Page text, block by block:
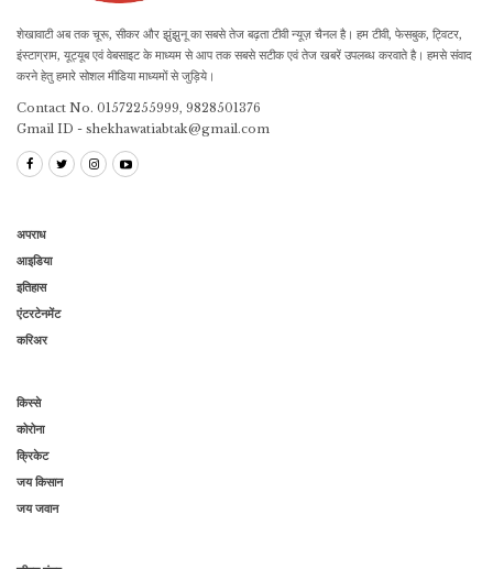
शेखावाटी अब तक चूरू, सीकर और झुंझुनू का सबसे तेज बढ़ता टीवी न्यूज़ चैनल है। हम टीवी, फेसबुक, ट्विटर,
इंस्टाग्राम, यूट्यूब एवं वेबसाइट के माध्यम से आप तक सबसे सटीक एवं तेज खबरें उपलब्ध करवाते है। हमसे संवाद
करने हेतु हमारे सोशल मीडिया माध्यमों से जुड़िये।
Contact No. 01572255999, 9828501376
Gmail ID - shekhawatiabtak@gmail.com
अपराध
आइडिया
इतिहास
एंटरटेनमेंट
करिअर
किस्से
कोरोना
क्रिकेट
जय किसान
जय जवान